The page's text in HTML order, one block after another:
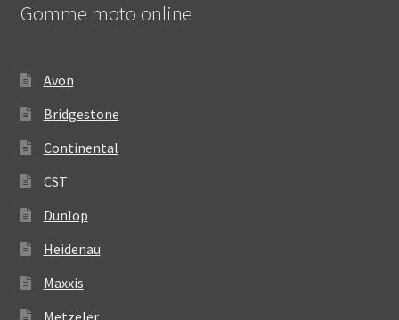
Gomme moto online
Avon
Bridgestone
Continental
CST
Dunlop
Heidenau
Maxxis